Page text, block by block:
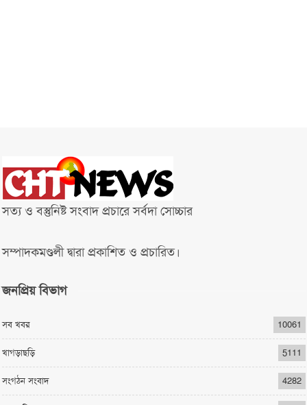
সত্য ও বস্তুনিষ্ট সংবাদ প্রচারে সর্বদা সোচ্চার
সম্পাদকমণ্ডলী দ্বারা প্রকাশিত ও প্রচারিত।
জনপ্রিয় বিভাগ
সব খবর 10061
খাগড়াছড়ি 5111
সংগঠন সংবাদ 4282